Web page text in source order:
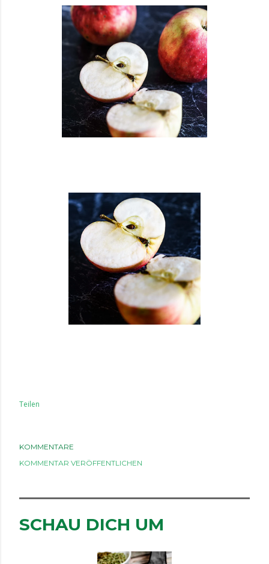
Teilen
KOMMENTARE
KOMMENTAR VERÖFFENTLICHEN
SCHAU DICH UM